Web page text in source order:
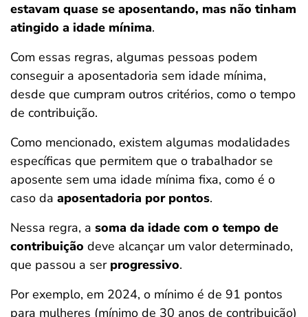
estavam quase se aposentando, mas não tinham
atingido a idade mínima.
Com essas regras, algumas pessoas podem
conseguir a aposentadoria sem idade mínima,
desde que cumpram outros critérios, como o tempo
de contribuição.
Como mencionado, existem algumas modalidades
específicas que permitem que o trabalhador se
aposente sem uma idade mínima fixa, como é o
caso da aposentadoria por pontos.
Nessa regra, a soma da idade com o tempo de
contribuição deve alcançar um valor determinado,
que passou a ser progressivo.
Por exemplo, em 2024, o mínimo é de 91 pontos
para mulheres (mínimo de 30 anos de contribuição)